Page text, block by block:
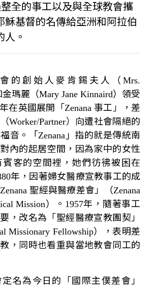
全的事工以及與全球教會攜
穌基督的名傳給亞洲和阿拉伯
人。
的創始人麥肯錫夫人
（Mrs.
金瑪麗 （Mary Jane Kinnaird） 領受
年在英國展開「 Zenana事工」，差
Worker/Partner）向遭社會隔絕的
音。
「Zenana」 指的就是傳統南
內的起居空間，因為家中的女性
客的空間裡，她們彷彿被困在
年，因著婦女醫療宣教事工的成
Zenana 聖經與醫療差會」
（Zenana
Mission）
。 1957年，隨著事工
，改名為「聖經醫療宣教團契」
Missionary Fellowship）
，表明差
，同時也看重與當地教會同工的
名為今日的「國際主僕差會」